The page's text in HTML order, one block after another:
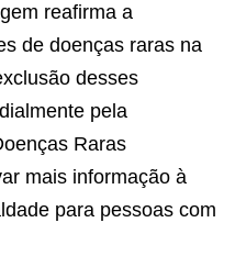
reafirma a
de doenças raras na
desses
pela
Raras
mais informação à
para pessoas com